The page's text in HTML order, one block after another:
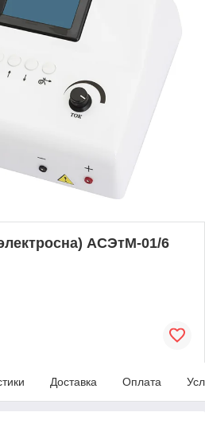
АСЭтМ-01/6
Доставка Оплата